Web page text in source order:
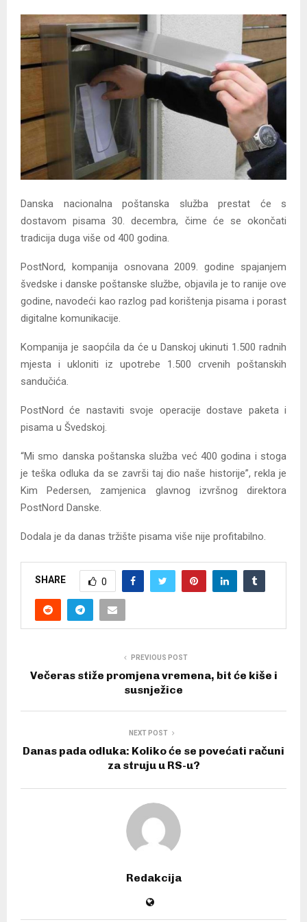
Y
M
N
Danska nacionalna poštanska služba prestat će s
dostavom pisama 30. decembra, čime će se okončati
tradicija duga više od 400 godina.
PostNord, kompanija osnovana 2009. godine spajanjem
švedske i danske poštanske službe, objavila je to ranije ove
godine, navodeći kao razlog pad korištenja pisama i porast
digitalne komunikacije.
Kompanija je saopćila da će u Danskoj ukinuti 1.500 radnih
mjesta i ukloniti iz upotrebe 1.500 crvenih poštanskih
sandučića.
PostNord će nastaviti svoje operacije dostave paketa i
pisama u Švedskoj.
“Mi smo danska poštanska služba već 400 godina i stoga
je teška odluka da se završi taj dio naše historije”, rekla je
Kim Pedersen, zamjenica glavnog izvršnog direktora
PostNord Danske.
Dodala je da danas tržište pisama više nije profitabilno.
SHARE 0
PREVIOUS POST
Večeras stiže promjena vremena, bit će kiše i
susnježice
NEXT POST
Danas pada odluka: Koliko će se povećati računi
za struju u RS-u?
Redakcija